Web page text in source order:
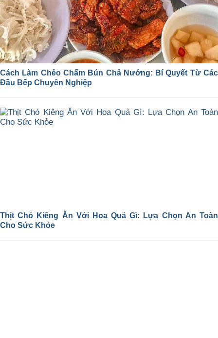
Cách Làm Chẻo Chấm Bún Chả Nướng: Bí Quyết Từ Các
Đầu Bếp Chuyên Nghiệp
Thịt Chó Kiêng Ăn Với Hoa Quả Gì: Lựa Chọn An Toàn
Cho Sức Khỏe